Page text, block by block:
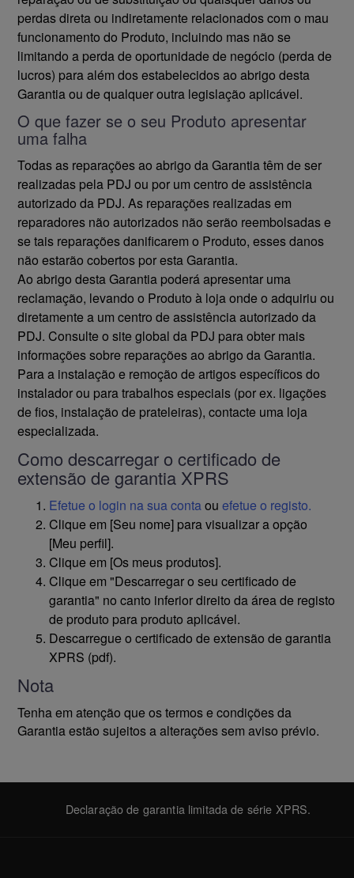
perdas direta ou indiretamente relacionados com o mau
funcionamento do Produto, incluindo mas não se
limitando a perda de oportunidade de negócio (perda de
lucros) para além dos estabelecidos ao abrigo desta
Garantia ou de qualquer outra legislação aplicável.
O que fazer se o seu Produto apresentar
uma falha
Todas as reparações ao abrigo da Garantia têm de ser
realizadas pela PDJ ou por um centro de assistência
autorizado da PDJ. As reparações realizadas em
reparadores não autorizados não serão reembolsadas e
se tais reparações danificarem o Produto, esses danos
não estarão cobertos por esta Garantia.
Ao abrigo desta Garantia poderá apresentar uma
reclamação, levando o Produto à loja onde o adquiriu ou
diretamente a um centro de assistência autorizado da
PDJ. Consulte o site global da PDJ para obter mais
informações sobre reparações ao abrigo da Garantia.
Para a instalação e remoção de artigos específicos do
instalador ou para trabalhos especiais (por ex. ligações
de fios, instalação de prateleiras), contacte uma loja
especializada.
Como descarregar o certificado de
extensão de garantia XPRS
Efetue o login na sua contaou efetue o registo.
Clique em [Seu nome] para visualizar a opção
[Meu perfil].
Clique em [Os meus produtos].
Clique em "Descarregar o seu certificado de
garantia" no canto inferior direito da área de registo
de produto para produto aplicável.
Descarregue o certificado de extensão de garantia
XPRS (pdf).
Nota
Tenha em atenção que os termos e condições da
Garantia estão sujeitos a alterações sem aviso prévio.
Declaração de garantia limitada de série XPRS.